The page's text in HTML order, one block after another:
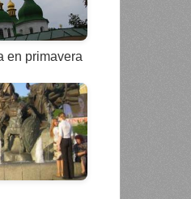
en primavera